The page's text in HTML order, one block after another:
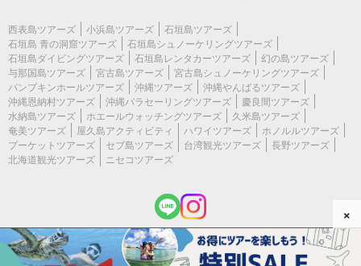
西表島ツアーズ 小浜島ツアーズ
石垣島ツアーズ
石垣島 青の洞窟ツアーズ
石垣島シュノーケリングツアーズ
石垣島ダイビングツアーズ
石垣島レンタカーツアーズ
幻の島ツアーズ
与那国島ツアーズ
宮古島ツアーズ
宮古島シュノーケリングツアーズ
パンプキンホールツアーズ
沖縄ツアーズ
沖縄やんばるツアーズ
沖縄恩納村ツアーズ
沖縄パラセーリングツアーズ
慶良間ツアーズ
水納島ツアーズ
ホエールウォッチングツアーズ
久米島ツアーズ
奄美ツアーズ
屋久島アクティビティ ハワイツアーズ
ホノルルツアーズ
プーケットツアーズ
セブ島ツアーズ 台湾観光ツアーズ
長野ツアーズ
北海道観光ツアーズ
ニセコツアーズ
(c) 2026 石垣島ツアーズ All Rights Reserved.
×